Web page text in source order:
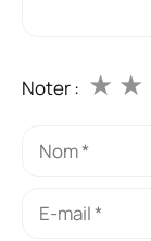
Noter : ★
★
Nom